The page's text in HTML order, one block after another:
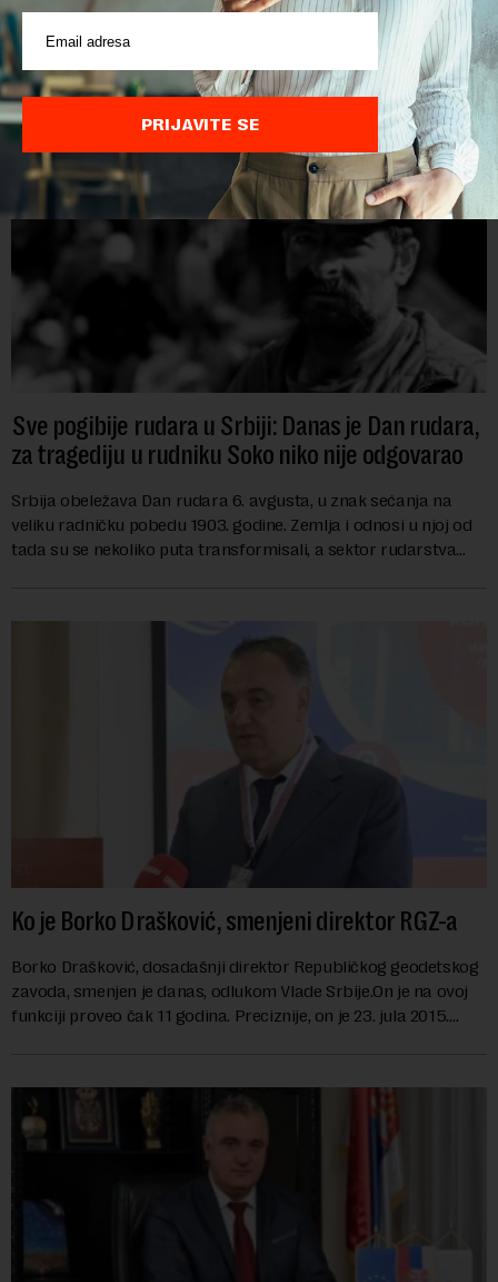
Papua Nova Gvineja jedna je od 141 međunarodne učesnice
koje su do sada potvrdile učešće na specijalizovanoj
međunarodnoj izložbi "Ekspu 2027" Beograd, gde će predstaviti
i kao državu sa najvećom jezičkom ra...
Sve pogibije rudara u Srbiji: Danas je Dan rudara,
za tragediju u rudniku Soko niko nije odgovarao
Srbija obeležava Dan rudara 6. avgusta, u znak sećanja na
veliku radničku pobedu 1903. godine. Zemlja i odnosi u njoj od
tada su se nekoliko puta transformisali, a sektor rudarstva
Ko je Borko Drašković, smenjeni direktor RGZ-a
Borko Drašković, dosadašnji direktor Republičkog geodetskog
zavoda, smenjen je danas, odlukom Vlade Srbije.On je na ovoj
funkciji proveo čak 11 godina. Preciznije, on je 23. jula 2015.
PRIJAVITE SE